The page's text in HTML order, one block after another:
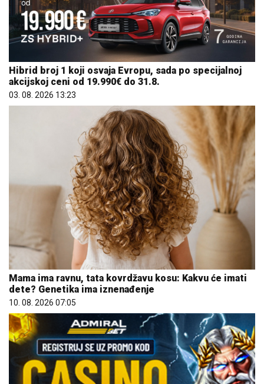
Hibrid broj 1 koji osvaja Evropu, sada po specijalnoj
akcijskoj ceni od 19.990€ do 31.8.
03. 08. 2026 13:23
Mama ima ravnu, tata kovrdžavu kosu: Kakvu će imati
dete? Genetika ima iznenađenje
10. 08. 2026 07:05